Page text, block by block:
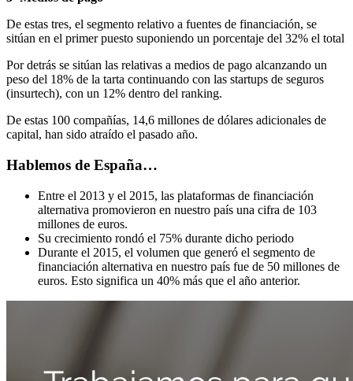
De estas tres, el segmento relativo a fuentes de financiación, se
sitúan en el primer puesto suponiendo un porcentaje del 32% el total
Por detrás se sitúan las relativas a medios de pago alcanzando un
peso del 18% de la tarta continuando con las startups de seguros
(insurtech), con un 12% dentro del ranking.
De estas 100 compañías, 14,6 millones de dólares adicionales de
capital, han sido atraído el pasado año.
Hablemos de España…
Entre el 2013 y el 2015, las plataformas de financiación
alternativa promovieron en nuestro país una cifra de 103
millones de euros.
Su crecimiento rondó el 75% durante dicho periodo
Durante el 2015, el volumen que generó el segmento de
financiación alternativa en nuestro país fue de 50 millones de
euros. Esto significa un 40% más que el año anterior.